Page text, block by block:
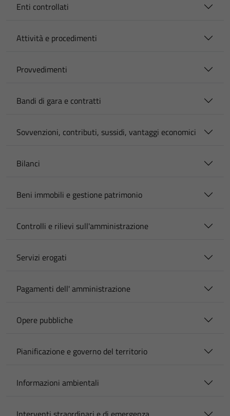
Enti controllati
Attività e procedimenti
Provvedimenti
Bandi di gara e contratti
Sovvenzioni, contributi, sussidi, vantaggi economici
Bilanci
Beni immobili e gestione patrimonio
Controlli e rilievi sull'amministrazione
Servizi erogati
Pagamenti dell' amministrazione
Opere pubbliche
Pianificazione e governo del territorio
Informazioni ambientali